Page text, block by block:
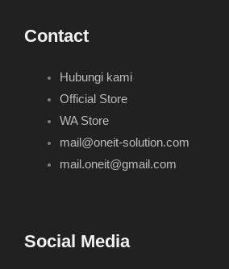
Contact
Hubungi kami
Official Store
WA Store
mail@oneit-solution.com
mail.oneit@gmail.com
Social Media